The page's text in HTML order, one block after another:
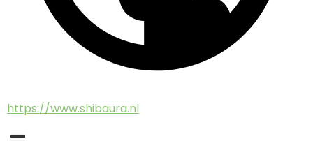
https://www.shibaura.nl